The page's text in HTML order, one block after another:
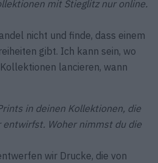
mit Stieglitz nur online.
nicht und finde, dass einem
gibt. Ich kann sein, wo
lancieren, wann
in deinen Kollektionen, die
entwirfst. Woher nimmst du die
wir Drucke, die von